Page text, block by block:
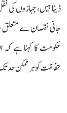
ڈیٹا بیس، جہازوں کی
حکومت کا کہنا ہے کہ
حفاظت کو ہر ممکن حد تک